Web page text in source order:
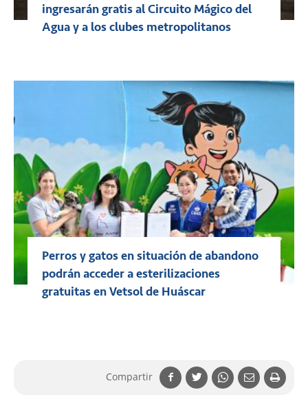
ingresarán gratis al Circuito Mágico del
Agua y a los clubes metropolitanos
Perros y gatos en situación de abandono
podrán acceder a esterilizaciones
gratuitas en Vetsol de Huáscar
Compartir